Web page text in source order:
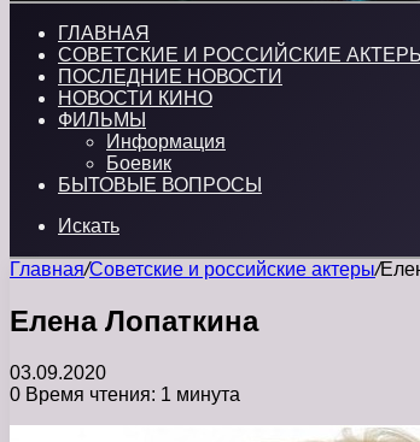
ГЛАВНАЯ
СОВЕТСКИЕ И РОССИЙСКИЕ АКТЕРЫ
ПОСЛЕДНИЕ НОВОСТИ
НОВОСТИ КИНО
ФИЛЬМЫ
Информация
Боевик
БЫТОВЫЕ ВОПРОСЫ
Искать
Главная/Советские и российские актеры/
Елена Лопаткина
03.09.2020
0 Время чтения: 1 минута